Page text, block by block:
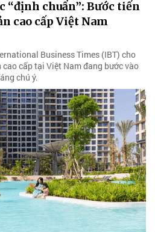
“định chuẩn”: Bước tiến
cao cấp Việt Nam
Business Times (IBT) cho
cấp tại Việt Nam đang bước vào
chú ý.